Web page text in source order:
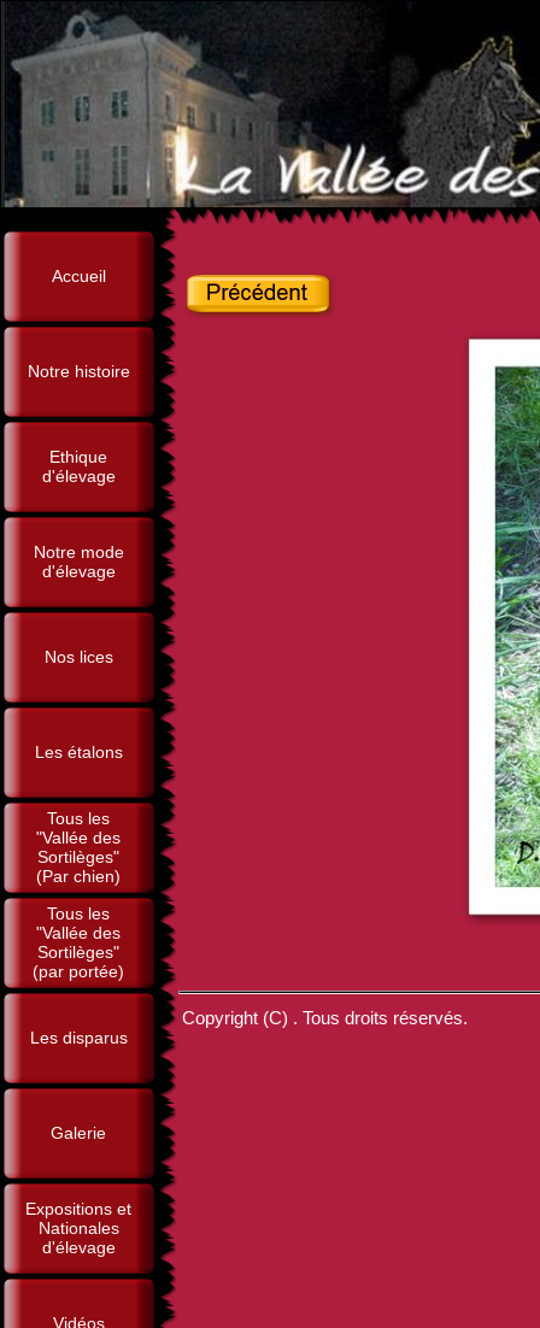
Accueil
Notre histoire
Ethique
d'élevage
Notre mode
d'élevage
Nos lices
Les étalons
Tous les
"Vallée des
Sortilèges"
(Par chien)
Tous les
"Vallée des
Sortilèges"
(par portée)
Les disparus
Galerie
Expositions et
Nationales
d'élevage
Vidéos
Copyright (C) . Tous droits réservés.